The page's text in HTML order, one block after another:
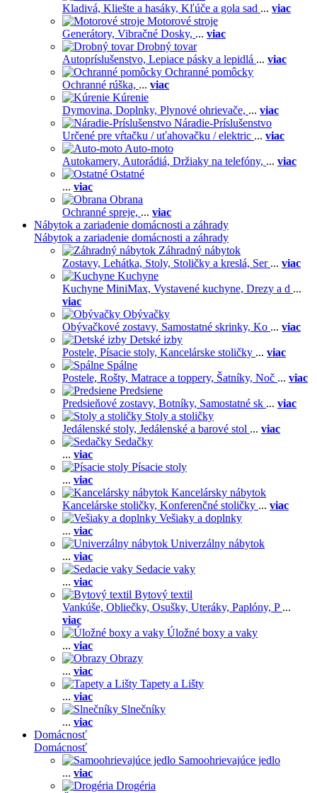
Kladivá, Kliešte a hasáky, Kľúče a gola sad ... viac
Motorové stroje
Generátory, Vibračné Dosky, ... viac
Drobný tovar
Autopríslušenstvo, Lepiace pásky a lepidlá ... viac
Ochranné pomôcky
Ochranné rúška, ... viac
Kúrenie
Dymovina, Doplnky, Plynové ohrievače, ... viac
Náradie-Príslušenstvo
Určené pre vŕtačku / uťahovačku / elektric ... viac
Auto-moto
Autokamery, Autorádiá, Držiaky na telefóny, ... viac
Ostatné
... viac
Obrana
Ochranné spreje, ... viac
Nábytok a zariadenie domácnosti a záhrady
Nábytok a zariadenie domácnosti a záhrady
Záhradný nábytok
Zostavy, Lehátka, Stoly, Stoličky a kreslá, Ser ... viac
Kuchyne
Kuchyne MiniMax, Vystavené kuchyne, Drezy a d ...
viac
Obývačky
Obývačkové zostavy, Samostatné skrinky, Ko ... viac
Detské izby
Postele, Písacie stoly, Kancelárske stoličky ... viac
Spálne
Postele, Rošty, Matrace a toppery, Šatníky, Noč ... viac
Predsiene
Predsieňové zostavy, Botníky, Samostatné sk ... viac
Stoly a stoličky
Jedálenské stoly, Jedálenské a barové stol ... viac
Sedačky
... viac
Písacie stoly
... viac
Kancelársky nábytok
Kancelárske stoličky, Konferenčné stoličky ... viac
Vešiaky a doplnky
... viac
Univerzálny nábytok
... viac
Sedacie vaky
... viac
Bytový textil
Vankúše, Obliečky, Osušky, Uteráky, Paplóny, P ...
viac
Úložné boxy a vaky
... viac
Obrazy
... viac
Tapety a Lišty
... viac
Slnečníky
... viac
Domácnosť
Domácnosť
Samoohrievajúce jedlo
... viac
Drogéria